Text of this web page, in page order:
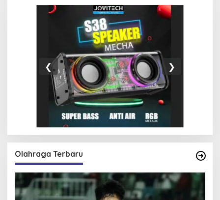
❮ ❯
Olahraga Terbaru